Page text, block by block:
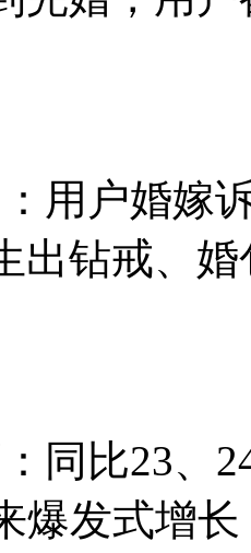
用户婚嫁
出钻戒、
同比23、
爆发式增